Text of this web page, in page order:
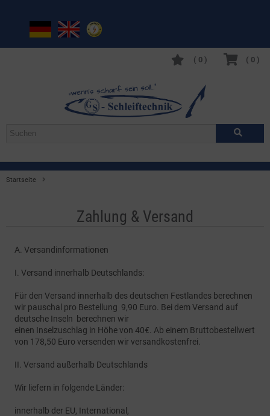
( 0 )
( 0 )
Startseite
Zahlung & Versand
A. Versandinformationen
I. Versand innerhalb Deutschlands:
Für den Versand innerhalb des deutschen Festlandes berechnen
wir pauschal pro Bestellung 9,90 Euro. Bei dem Versand auf
deutsche Inseln berechnen wir
einen Inselzuschlag in Höhe von 40€. Ab einem Bruttobestellwert
von 178,50 Euro versenden wir versandkostenfrei.
II. Versand außerhalb Deutschlands
Wir liefern in folgende Länder:
innerhalb der EU, International,